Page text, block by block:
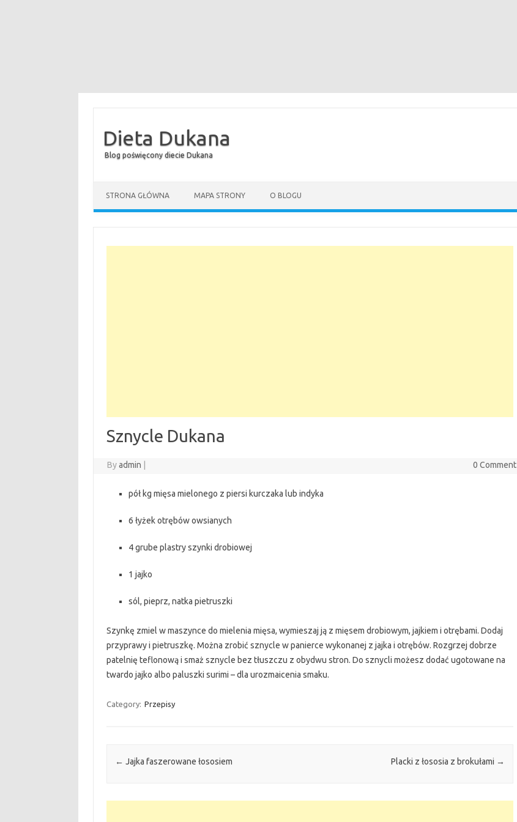
Dieta Dukana
Blog poświęcony diecie Dukana
STRONA GŁÓWNA MAPA STRONY O BLOGU
Sznycle Dukana
Byadmin 0 Comment
pół kg mięsa mielonego z piersi kurczaka lub indyka
6 łyżek otrębów owsianych
4 grube plastry szynki drobiowej
1 jajko
sól, pieprz, natka pietruszki
Szynkę zmiel w maszynce do mielenia mięsa, wymieszaj ją z mięsem drobiowym, jajkiem i otrębami. Dodaj
przyprawy i pietruszkę. Można zrobić sznycle w panierce wykonanej z jajka i otrębów. Rozgrzej dobrze
patelnię teflonową i smaż sznycle bez tłuszczu z obydwu stron. Do sznycli możesz dodać ugotowane na
twardo jajko albo paluszki surimi – dla urozmaicenia smaku.
Category: Przepisy
Post navigation
← Jajka faszerowane łososiem Placki z łososia z brokułami →